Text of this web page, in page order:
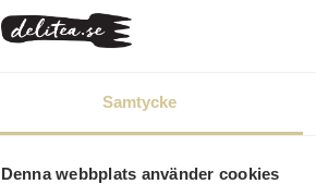
Samtycke
Denna webbplats använder cookies